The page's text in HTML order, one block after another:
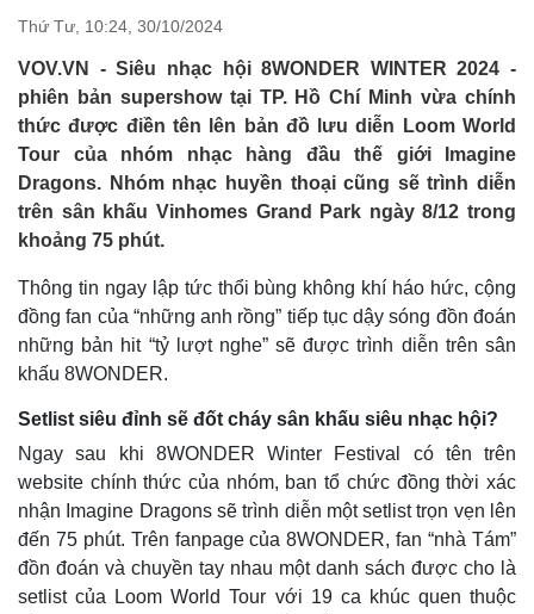
Thứ Tư, 10:24, 30/10/2024
VOV.VN - Siêu nhạc hội 8WONDER WINTER 2024 -
phiên bản supershow tại TP. Hồ Chí Minh vừa chính
thức được điền tên lên bản đồ lưu diễn Loom World
Tour của nhóm nhạc hàng đầu thế giới Imagine
Dragons. Nhóm nhạc huyền thoại cũng sẽ trình diễn
trên sân khấu Vinhomes Grand Park ngày 8/12 trong
khoảng 75 phút.
Thông tin ngay lập tức thổi bùng không khí háo hức, cộng
đồng fan của “những anh rồng” tiếp tục dậy sóng đồn đoán
những bản hit “tỷ lượt nghe” sẽ được trình diễn trên sân
khấu 8WONDER.
Setlist siêu đỉnh sẽ đốt cháy sân khấu siêu nhạc hội?
Ngay sau khi 8WONDER Winter Festival có tên trên
website chính thức của nhóm, ban tổ chức đồng thời xác
nhận Imagine Dragons sẽ trình diễn một setlist trọn vẹn lên
đến 75 phút. Trên fanpage của 8WONDER, fan “nhà Tám”
đồn đoán và chuyền tay nhau một danh sách được cho là
setlist của Loom World Tour với 19 ca khúc quen thuộc